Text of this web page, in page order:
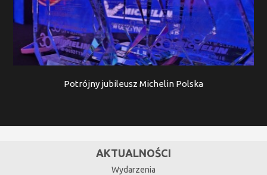
Potrójny jubileusz Michelin Polska
AKTUALNOŚCI
Wydarzenia